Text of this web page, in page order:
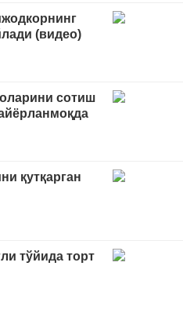
(видео)
сотиш
қутқарган
тўйида торт